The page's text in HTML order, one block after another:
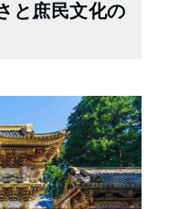
と庶民文化の